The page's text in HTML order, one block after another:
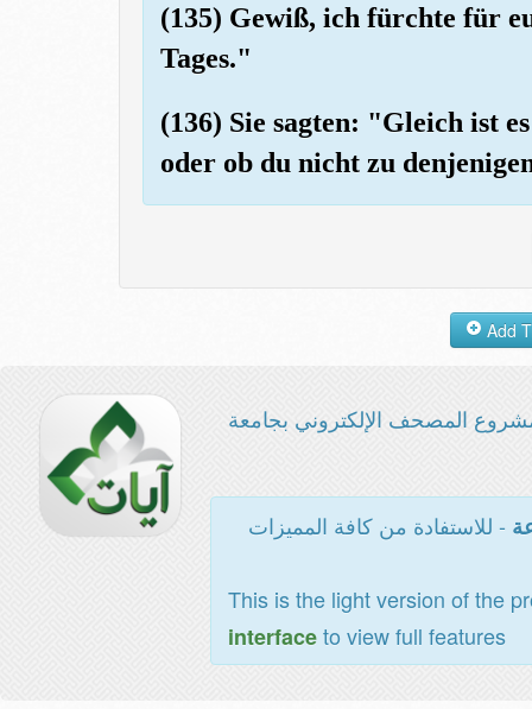
(135) Gewiß, ich fürchte für
Tages."
(136) Sie sagten: "Gleich ist
oder ob du nicht zu
المصحف الإلكتروني بجامعة
- للاستفادة من كافة المميزات
This is the light version of the
interfaceto view full features